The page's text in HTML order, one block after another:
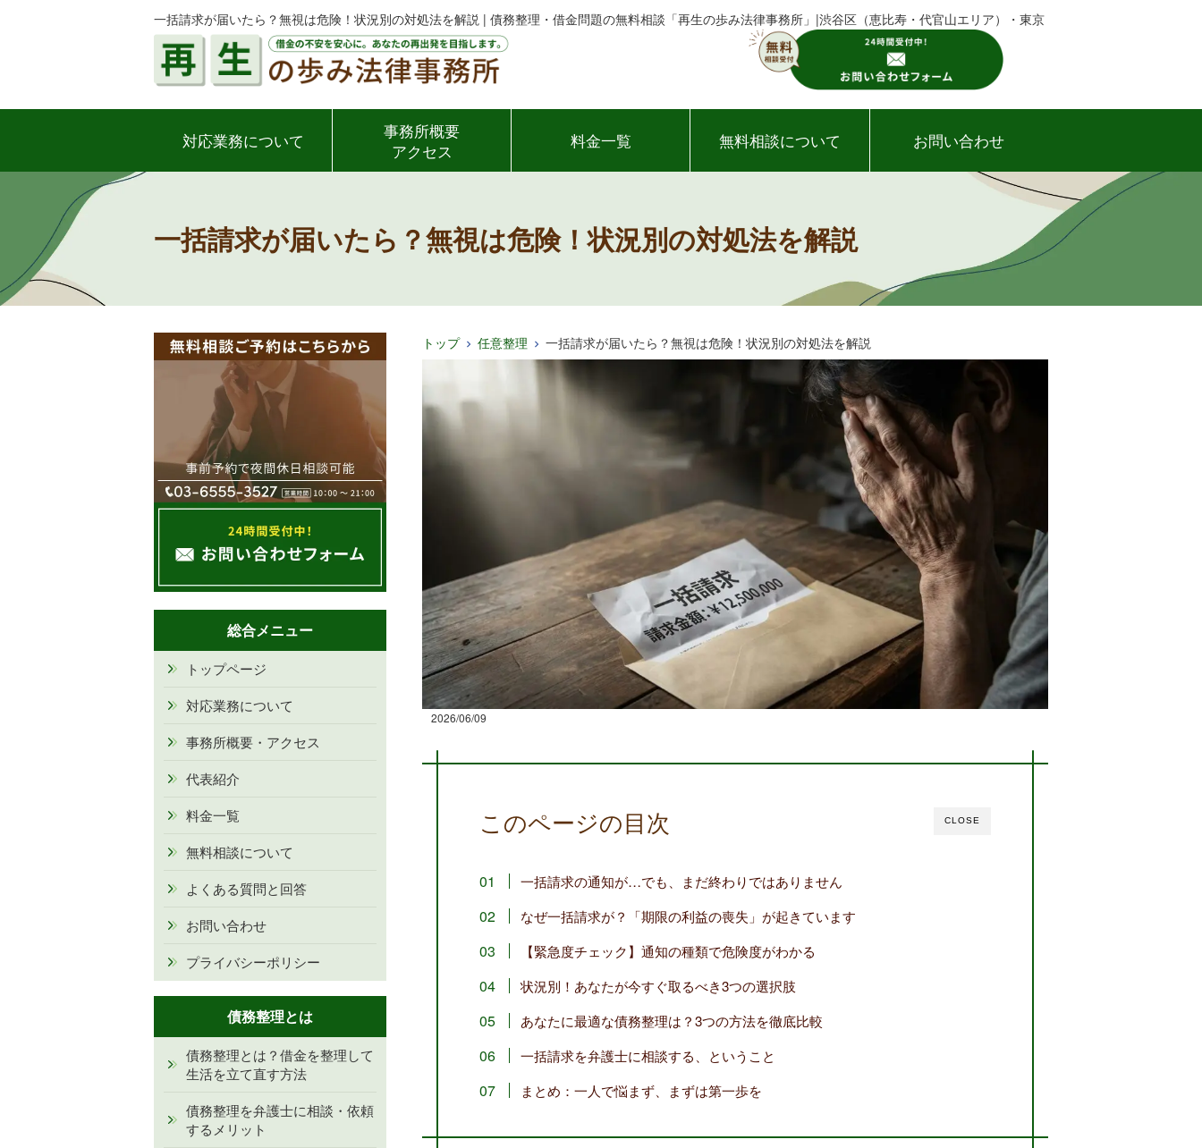
一括請求が届いたら？無視は危険！状況別の対処法を解説 | 債務整理・借金問題の無料相談「再生の歩み法律事務所」|渋谷区（恵比寿・代官山エリア）・東京
対応業務について
事務所概要
アクセス
料金一覧 無料相談について お問い合わせ
一括請求が届いたら？無視は危険！状況別の対処法を解説
トップ 任意整理 一括請求が届いたら？無視は危険！状況別の対処法を解説
2026/06/09
CLOSE
このページの目次
一括請求の通知が…でも、まだ終わりではありません
なぜ一括請求が？「期限の利益の喪失」が起きています
【緊急度チェック】通知の種類で危険度がわかる
状況別！あなたが今すぐ取るべき3つの選択肢
あなたに最適な債務整理は？3つの方法を徹底比較
一括請求を弁護士に相談する、ということ
まとめ：一人で悩まず、まずは第一歩を
総合メニュー
トップページ
対応業務について
事務所概要・アクセス
代表紹介
料金一覧
無料相談について
よくある質問と回答
お問い合わせ
プライバシーポリシー
債務整理とは
債務整理とは？借金を整理して
生活を立て直す方法
債務整理を弁護士に相談・依頼
するメリット